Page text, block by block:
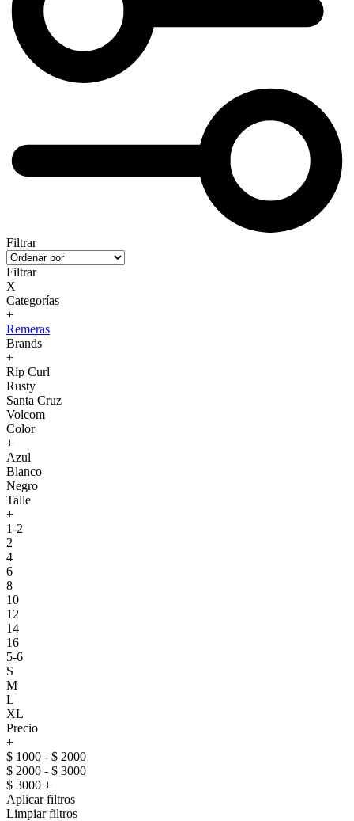
Filtrar
Filtrar
X
Categorías
+
Remeras
Brands
+
Rip Curl
Rusty
Santa Cruz
Volcom
Color
+
Azul
Blanco
Negro
Talle
+
1-2
2
4
6
8
10
12
14
16
5-6
S
M
L
XL
Precio
+
$ 1000 - $ 2000
$ 2000 - $ 3000
$ 3000 +
Aplicar filtros
Limpiar filtros